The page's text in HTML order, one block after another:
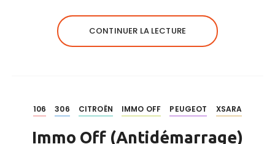
CONTINUER LA LECTURE
106 306 CITROËN IMMO OFF PEUGEOT XSARA
Immo Off (Antidémarrage)